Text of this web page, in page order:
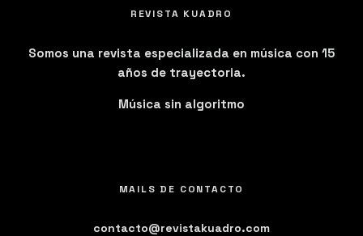
REVISTA KUADRO
Somos una revista especializada en música con 15
años de trayectoria.
Música sin algoritmo
MAILS DE CONTACTO
contacto@revistakuadro.com